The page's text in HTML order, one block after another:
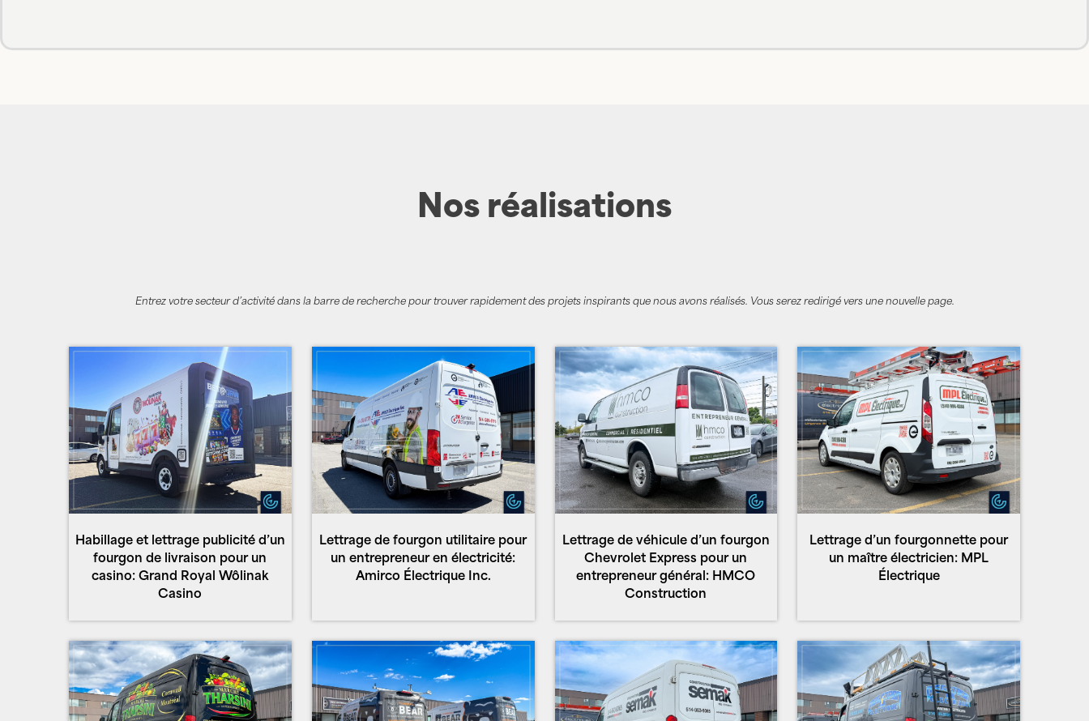
Nos réalisations
Entrez votre secteur d’activité dans la barre de recherche pour trouver rapidement des projets inspirants que nous avons réalisés. Vous serez redirigé vers une nouvelle page.
Habillage et lettrage publicité d’un
fourgon de livraison pour un
casino: Grand Royal Wôlinak
Casino
Lettrage de fourgon utilitaire pour
un entrepreneur en électricité:
Amirco Électrique Inc.
Lettrage de véhicule d’un fourgon
Chevrolet Express pour un
entrepreneur général: HMCO
Construction
Lettrage d’un fourgonnette pour
un maître électricien: MPL
Électrique